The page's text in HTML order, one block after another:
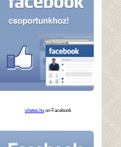
izletes.hu on Facebook